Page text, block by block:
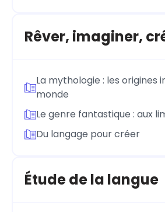
Rêver, imaginer,
La mythologie : les origines
monde
Le genre fantastique : aux
Du langage pour créer
Étude de la langue